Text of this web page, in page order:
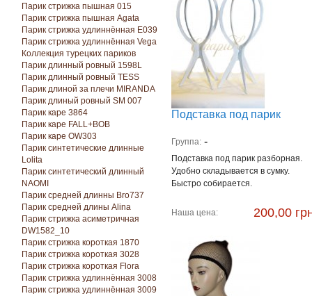
Парик стрижка пышная 015
Парик стрижка пышная Agata
Парик стрижка удлиннённая E039
Парик стрижка удлиннённая Vega
Коллекция турецких париков
Парик длинный ровный 1598L
Парик длинный ровный TESS
Парик длиной за плечи MIRANDA
Парик длиный ровный SM 007
Парик каре 3864
Парик каре FALL+BOB
Парик каре OW303
Парик синтетические длинные
Lolita
Парик синтетический длинный
NAOMI
Парик средней длинны Bro737
Парик средней длины Alina
Парик стрижка асиметричная
DW1582_10
Парик стрижка короткая 1870
Парик стрижка короткая 3028
Парик стрижка короткая Florа
Парик стрижка удлиннённая 3008
Парик стрижка удлиннённая 3009
Подставка под парик
Группа: -
Подставка под парик разборная.
Удобно складывается в сумку.
Быстро собирается.
Наша цена: 200,00